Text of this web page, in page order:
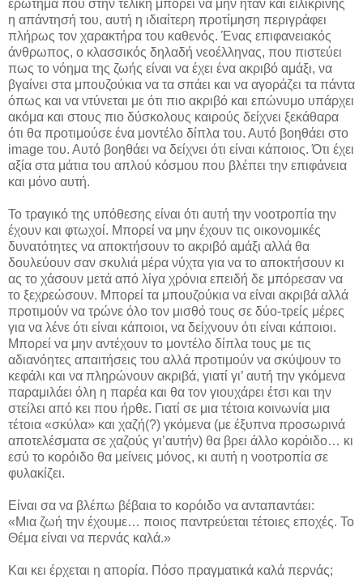
ερώτημα που στην τελική μπορεί να μην ήταν και ειλικρινής
η απάντησή του, αυτή η ιδιαίτερη προτίμηση περιγράφει
πλήρως τον χαρακτήρα του καθενός. Ένας επιφανειακός
άνθρωπος, ο κλασσικός δηλαδή νεοέλληνας, που πιστεύει
πως το νόημα της ζωής είναι να έχει ένα ακριβό αμάξι, να
βγαίνει στα μπουζούκια να τα σπάει και να αγοράζει τα πάντα
όπως και να ντύνεται με ότι πιο ακριβό και επώνυμο υπάρχει
ακόμα και στους πιο δύσκολους καιρούς δείχνει ξεκάθαρα
ότι θα προτιμούσε ένα μοντέλο δίπλα του. Αυτό βοηθάει στο
image του. Αυτό βοηθάει να δείχνει ότι είναι κάποιος. Ότι έχει
αξία στα μάτια του απλού κόσμου που βλέπει την επιφάνεια
και μόνο αυτή.
Το τραγικό της υπόθεσης είναι ότι αυτή την νοοτροπία την
έχουν και φτωχοί. Μπορεί να μην έχουν τις οικονομικές
δυνατότητες να αποκτήσουν το ακριβό αμάξι αλλά θα
δουλεύουν σαν σκυλιά μέρα νύχτα για να το αποκτήσουν κι
ας το χάσουν μετά από λίγα χρόνια επειδή δε μπόρεσαν να
το ξεχρεώσουν. Μπορεί τα μπουζούκια να είναι ακριβά αλλά
προτιμούν να τρώνε όλο τον μισθό τους σε δύο-τρείς μέρες
για να λένε ότι είναι κάποιοι, να δείχνουν ότι είναι κάποιοι.
Μπορεί να μην αντέχουν το μοντέλο δίπλα τους με τις
αδιανόητες απαιτήσεις του αλλά προτιμούν να σκύψουν το
κεφάλι και να πληρώνουν ακριβά, γιατί γι’ αυτή την γκόμενα
παραμιλάει όλη η παρέα και θα τον γιουχάρει έτσι και την
στείλει από κει που ήρθε. Γιατί σε μια τέτοια κοινωνία μια
τέτοια «σκύλα» και χαζή(?) γκόμενα (με έξυπνα προσωρινά
αποτελέσματα σε χαζούς γι’αυτήν) θα βρει άλλο κορόιδο… κι
εσύ το κορόιδο θα μείνεις μόνος, κι αυτή η νοοτροπία σε
φυλακίζει.
Είναι σα να βλέπω βέβαια το κορόιδο να ανταπαντάει:
«Μια ζωή την έχουμε… ποιος παντρεύεται τέτοιες εποχές. Το
Θέμα είναι να περνάς καλά.»
Και κει έρχεται η απορία. Πόσο πραγματικά καλά περνάς;